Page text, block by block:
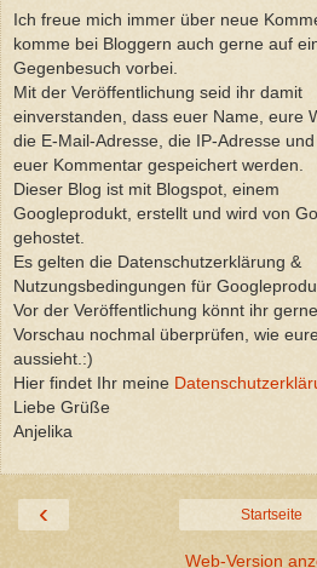
Ich freue mich immer über neue
komme bei Bloggern auch gerne auf
Gegenbesuch vorbei.
Mit der Veröffentlichung seid ihr damit
einverstanden, dass euer Name, eure
die E-Mail-Adresse, die IP-Adresse
euer Kommentar gespeichert werden.
Dieser Blog ist mit Blogspot, einem
Googleprodukt, erstellt und wird von
gehostet.
Es gelten die Datenschutzerklärung &
Nutzungsbedingungen für
Vor der Veröffentlichung könnt ihr
Vorschau nochmal überprüfen, wie
aussieht.:)
Hier findet Ihr meine
Liebe Grüße
Anjelika
‹ Startseite
Web-Version